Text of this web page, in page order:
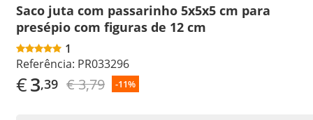
Saco juta com passarinho 5x5x5 cm para
presépio com figuras de 12 cm
1
Referência: PR033296
€3,39 € 3,79 -11%